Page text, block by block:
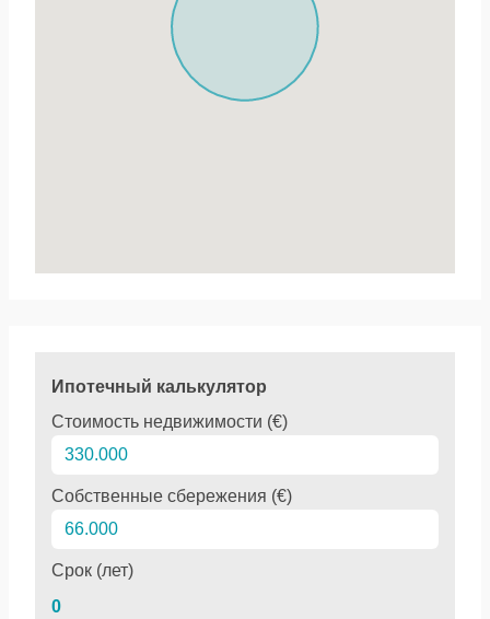
Ипотечный калькулятор
Стоимость недвижимости (€)
Собственные сбережения (€)
Срок (лет)
0